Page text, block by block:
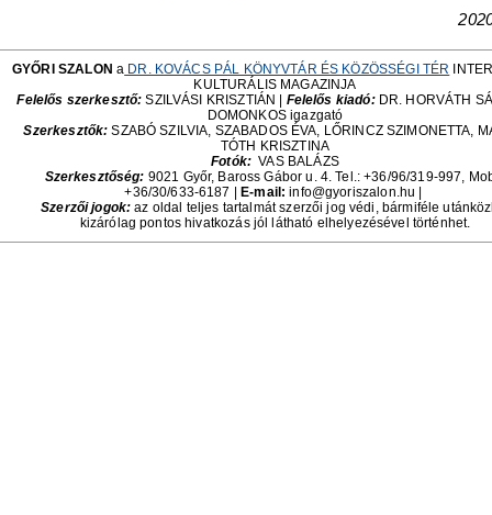
GYŐRI SZALON a DR. KOVÁCS PÁL KÖNYVTÁR ÉS KÖZÖSSÉGI TÉR
KULTURÁLIS MAGAZINJA
Felelős szerkesztő: SZILVÁSI KRISZTIÁN | Felelős kiadó:DR. HORVÁTH
DOMONKOS igazgató
Szerkesztők:SZABÓ SZILVIA, SZABADOS ÉVA, LŐRINCZ SZIMONETTA,
TÓTH KRISZTINA
Fotók: VAS BALÁZS
Szerkesztőség: 9021 Győr, Baross Gábor u. 4. Tel.: +36/96/319-997,
+36/30/633-6187
E-mail: info@gyoriszalon.hu |
Szerzői jogok: az oldal teljes tartalmát szerzői jog védi, bármiféle
kizárólag pontos hivatkozás jól látható elhelyezésével történhet.